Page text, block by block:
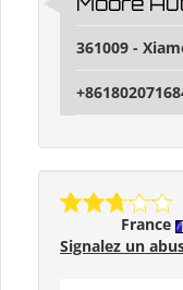
361009 -
France
Signalez un